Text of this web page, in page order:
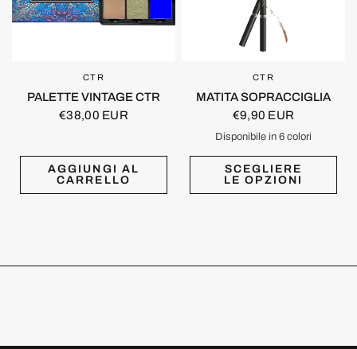
OCCHIATA VELOCE
CTR
PALETTE VINTAGE CTR
€38,00 EUR
AGGIUNGI AL
CARRELLO
OCCHIATA VELOCE
CTR
MATITA SOPRACCIGLIA
€9,90 EUR
Brown
Granite
TaupeIce BlondEspresso
Caramel
Disponibile in 6 colori
SCEGLIERE
LE OPZIONI